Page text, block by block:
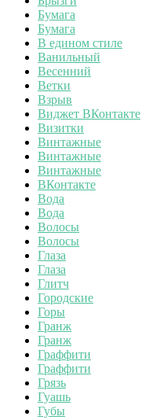
Бумага
Бумага
В едином стиле
Ванильный
Весенний
Ветки
Взрыв
Виджет ВКонтакте
Визитки
Винтажные
Винтажные
Винтажные
ВКонтакте
Вода
Вода
Волосы
Волосы
Глаза
Глаза
Глитч
Городские
Горы
Гранж
Гранж
Граффити
Граффити
Грязь
Гуашь
Губы